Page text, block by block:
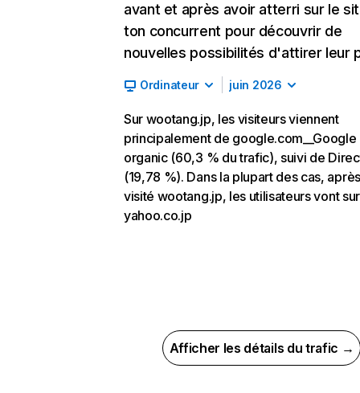
avant et après avoir atterri sur le
ton concurrent pour découvrir de
nouvelles possibilités d'attirer leur
Ordinateur juin 2026
Sur wootang.jp, les visiteurs viennent
principalement de google.com__Google
organic (60,3 % du trafic), suivi de
(19,78 %). Dans la plupart des cas,
visité wootang.jp, les utilisateurs vont sur
yahoo.co.jp
Afficher les détails du trafic →